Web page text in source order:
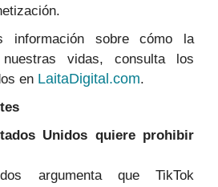
información sobre cómo la
vidas, consulta los
en LaitaDigital.com.
Unidos quiere prohibir
argumenta que TikTok